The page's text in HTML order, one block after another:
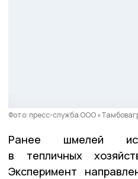
Фото: пресс-служба ООО
Ранее шмелей
в тепличных
Эксперимент